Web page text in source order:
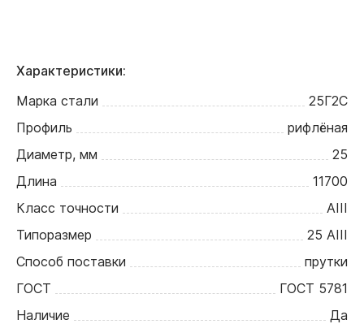
Характеристики:
Марка стали
25Г2С
Профиль
рифлёная
Диаметр, мм
25
Длина
11700
Класс точности
АIII
Типоразмер
25 АIII
Способ поставки
прутки
ГОСТ
ГОСТ 5781
Наличие
Да